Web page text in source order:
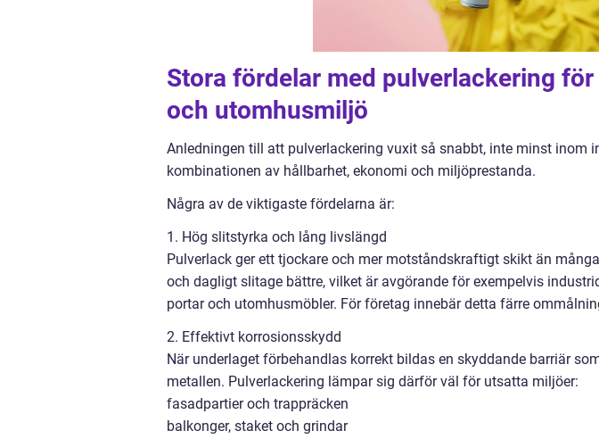
Stora fördelar med pulverlackering
och utomhusmiljö
Anledningen till att pulverlackering vuxit så snabbt, inte minst inom
kombinationen av hållbarhet, ekonomi och miljöprestanda.
Några av de viktigaste fördelarna är:
1. Hög slitstyrka och lång livslängd
Pulverlack ger ett tjockare och mer motståndskraftigt skikt än
och dagligt slitage bättre, vilket är avgörande för exempelvis
portar och utomhusmöbler. För företag innebär detta färre
2. Effektivt korrosionsskydd
När underlaget förbehandlas korrekt bildas en skyddande barriär
metallen. Pulverlackering lämpar sig därför väl för utsatta miljöer:
fasadpartier och trappräcken
balkonger, staket och grindar